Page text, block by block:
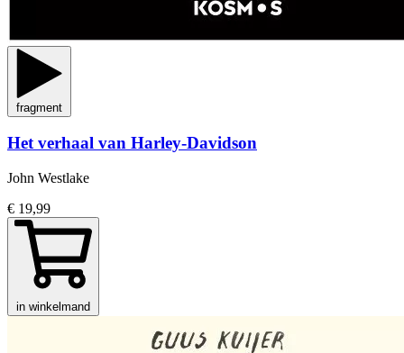
fragment
Het verhaal van Harley-Davidson
John Westlake
€ 19,99
in winkelmand